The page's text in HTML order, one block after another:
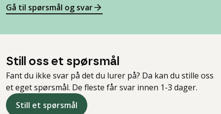
Gå til spørsmål og svar
Still oss et spørsmål
Fant du ikke svar på det du lurer på? Da kan du stille oss
et eget spørsmål. De fleste får svar innen 1-3 dager.
Still et spørsmål